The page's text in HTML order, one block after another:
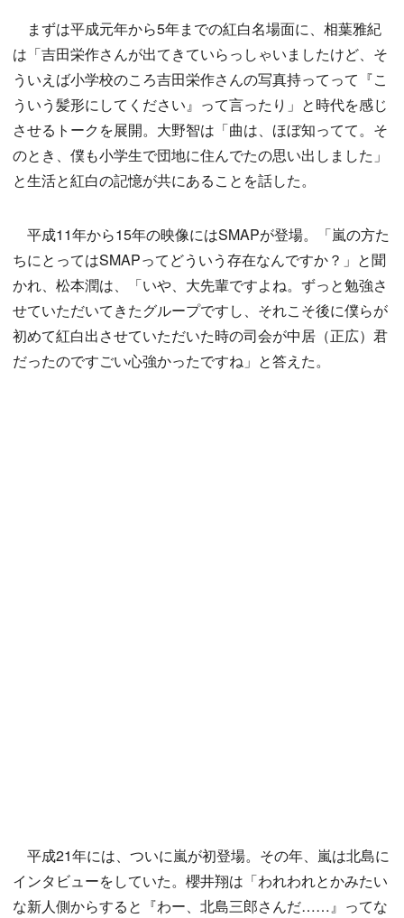
まずは平成元年から5年までの紅白名場面に、相葉雅紀
は「吉田栄作さんが出てきていらっしゃいましたけど、そ
ういえば小学校のころ吉田栄作さんの写真持ってって『こ
ういう髪形にしてください』って言ったり」と時代を感じ
させるトークを展開。大野智は「曲は、ほぼ知ってて。そ
のとき、僕も小学生で団地に住んでたの思い出しました」
と生活と紅白の記憶が共にあることを話した。
平成11年から15年の映像にはSMAPが登場。「嵐の方た
ちにとってはSMAPってどういう存在なんですか？」と聞
かれ、松本潤は、「いや、大先輩ですよね。ずっと勉強さ
せていただいてきたグループですし、それこそ後に僕らが
初めて紅白出させていただいた時の司会が中居（正広）君
だったのですごい心強かったですね」と答えた。
平成21年には、ついに嵐が初登場。その年、嵐は北島に
インタビューをしていた。櫻井翔は「われわれとかみたい
な新人側からすると『わー、北島三郎さんだ……』ってな